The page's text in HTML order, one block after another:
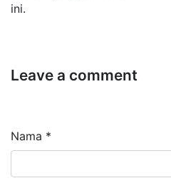
ini.
Leave a comment
Nama *